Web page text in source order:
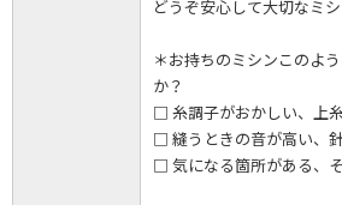
どうぞ安心して大切なミ
＊お持ちのミシンこのよ
か？
□ 糸調子がおかしい、上
□ 縫うときの音が高い、
□ 気になる箇所がある、